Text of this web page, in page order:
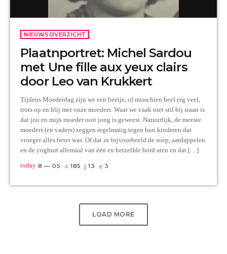
NIEUWSOVERZICHT
Plaatnportret: Michel Sardou
met Une fille aux yeux clairs
door Leo van Krukkert
Tijdens Moederdag zijn we een beetje, of misschien heel erg veel,
trots op en blij met onze moeders. Waar we vaak niet stil bij staan is
dat jou en mijn moeder ooit jong is geweest. Natuurlijk, de meeste
moeders (en vaders) zeggen regelmatig tegen hun kinderen dat
vroeger alles beter was. Of dat ze bijvoorbeeld de soep, aardappelen
en de yoghurt allemaal van één en hetzelfde bord aten en dat […]
today 8 — 05 185 13 3
LOAD MORE